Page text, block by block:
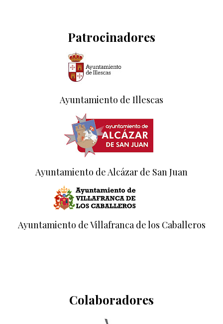
Patrocinadores
Ayuntamiento de Illescas
Ayuntamiento de Alcázar de San Juan
Ayuntamiento de Villafranca de los Caballeros
Colaboradores